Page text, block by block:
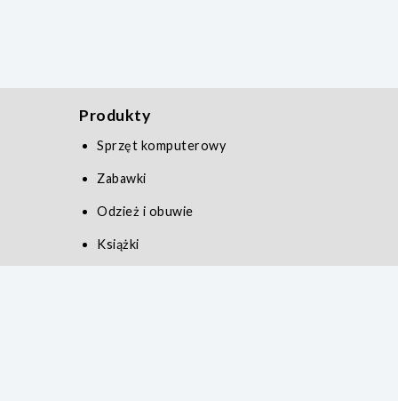
Produkty
Sprzęt komputerowy
Zabawki
Odzież i obuwie
Książki